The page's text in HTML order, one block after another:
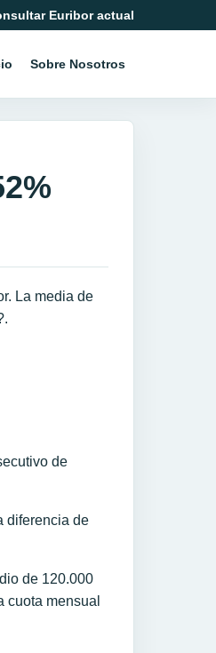
Euribor actual
Sobre Nosotros
La media de
de
diferencia de
de 120.000
cuota mensual